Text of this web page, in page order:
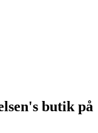
butik på